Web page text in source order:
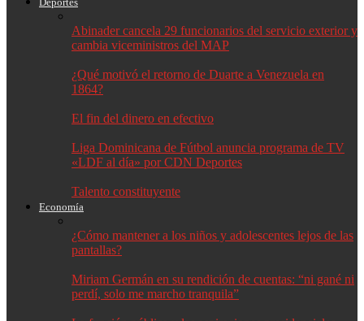
Abinader cancela 29 funcionarios del servicio exterior y
cambia viceministros del MAP
¿Qué motivó el retorno de Duarte a Venezuela en
1864?
El fin del dinero en efectivo
Liga Dominicana de Fútbol anuncia programa de TV
«LDF al día» por CDN Deportes
Talento constituyente
Economía
¿Cómo mantener a los niños y adolescentes lejos de las
pantallas?
Miriam Germán en su rendición de cuentas: “ni gané ni
perdí, solo me marcho tranquila”